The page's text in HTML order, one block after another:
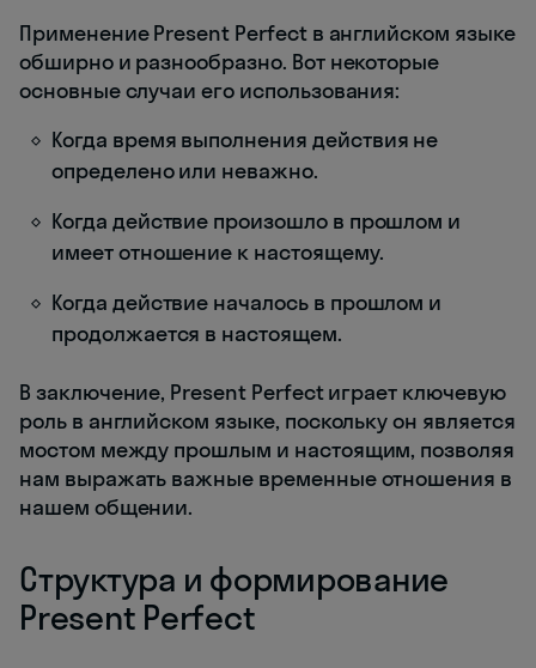
Применение Present Perfect в английском языке
обширно и разнообразно. Вот некоторые
основные случаи его использования:
Когда время выполнения действия не
определено или неважно.
Когда действие произошло в прошлом и
имеет отношение к настоящему.
Когда действие началось в прошлом и
продолжается в настоящем.
В заключение, Present Perfect играет ключевую
роль в английском языке, поскольку он является
мостом между прошлым и настоящим, позволяя
нам выражать важные временные отношения в
нашем общении.
Структура и формирование
Present Perfect